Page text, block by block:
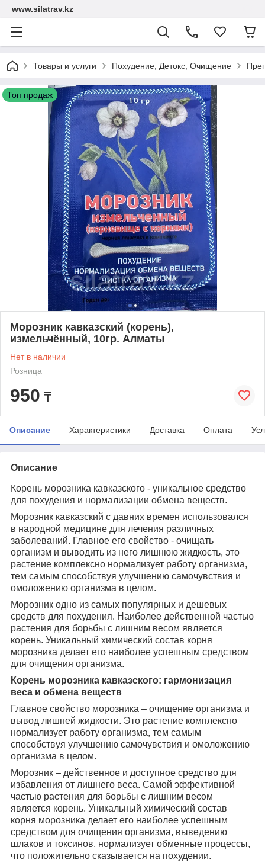
www.silatrav.kz
Товары и услуги Похудение, Детокс, Очищение
Топ продаж
Морозник кавказский (корень),
измельчённый, 10гр. Алматы
Нет в наличии
Розница
950 ₸
Описание Характеристики Доставка Оплата
Описание
Корень морозника кавказского - уникальное средство
для похудения и нормализации обмена веществ.
Морозник кавказский с давних времен использовался
в народной медицине для лечения различных
заболеваний. Главное его свойство - очищать
организм и выводить из него лишнюю жидкость, это
растение комплексно нормализует работу организма,
тем самым способствуя улучшению самочувствия и
омоложению организма в целом.
Морозник одно из самых популярных и дешевых
средств для похудения. Наиболее действенной частью
растения для борьбы с лишним весом является
корень. Уникальный химический состав корня
морозника делает его наиболее успешным средством
для очищения организма.
Корень морозника кавказского: гармонизация
веса и обмена веществ
Главное свойство морозника – очищение организма и
вывод лишней жидкости. Это растение комплексно
нормализует работу организма, тем самым
способствуя улучшению самочувствия и омоложению
организма в целом.
Морозник – действенное и доступное средство для
избавления от лишнего веса. Самой эффективной
частью растения для борьбы с лишним весом
является корень. Уникальный химический состав
корня морозника делает его наиболее успешным
средством для очищения организма, выведению
шлаков и токсинов, нормализует обменные процессы,
что положительно сказывается на похудении.